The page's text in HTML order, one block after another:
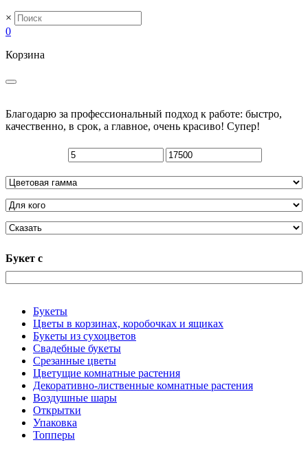
×
0
Корзина
Благодарю за профессиональный подход к работе: быстро,
качественно, в срок, а главное, очень красиво! Супер!
Букет с
Букеты
Цветы в корзинах, коробочках и ящиках
Букеты из сухоцветов
Свадебные букеты
Срезанные цветы
Цветущие комнатные растения
Декоративно-лиственные комнатные растения
Воздушные шары
Открытки
Упаковка
Топперы